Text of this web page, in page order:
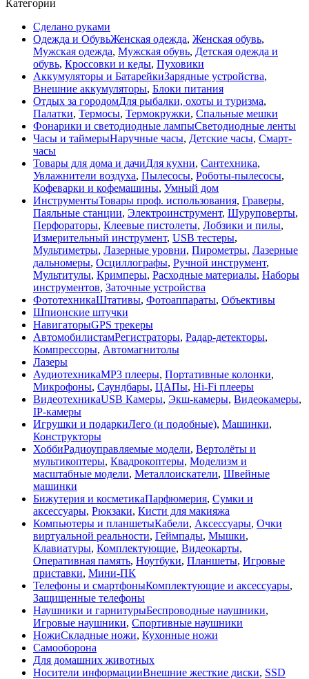
Категории
Сделано руками
Одежда и ОбувьЖенская одежда, Женская обувь,
Мужская одежда, Мужская обувь, Детская одежда и
обувь, Кроссовки и кеды, Пуховики
Аккумуляторы и БатарейкиЗарядные устройства,
Внешние аккумуляторы, Блоки питания
Отдых за городомДля рыбалки, охоты и туризма,
Палатки, Термосы, Термокружки, Спальные мешки
Фонарики и светодиодные лампыСветодиодные ленты
Часы и таймерыНаручные часы, Детские часы, Смарт-
часы
Товары для дома и дачиДля кухни, Сантехника,
Увлажнители воздуха, Пылесосы, Роботы-пылесосы,
Кофеварки и кофемашины, Умный дом
ИнструментыТовары проф. использования, Граверы,
Паяльные станции, Электроинструмент, Шуруповерты,
Перфораторы, Клеевые пистолеты, Лобзики и пилы,
Измерительный инструмент, USB тестеры,
Мультиметры, Лазерные уровни, Пирометры, Лазерные
дальномеры, Осциллографы, Ручной инструмент,
Мультитулы, Кримперы, Расходные материалы, Наборы
инструментов, Заточные устройства
ФототехникаШтативы, Фотоаппараты, Объективы
Шпионские штучки
НавигаторыGPS трекеры
АвтомобилистамРегистраторы, Радар-детекторы,
Компрессоры, Автомагнитолы
Лазеры
АудиотехникаMP3 плееры, Портативные колонки,
Микрофоны, Саундбары, ЦАПы, Hi-Fi плееры
ВидеотехникаUSB Камеры, Экш-камеры, Видеокамеры,
IP-камеры
Игрушки и подаркиЛего (и подобные), Машинки,
Конструкторы
ХоббиРадиоуправляемые модели, Вертолёты и
мультикоптеры, Квадрокоптеры, Моделизм и
масштабные модели, Металлоискатели, Швейные
машинки
Бижутерия и косметикаПарфюмерия, Сумки и
аксессуары, Рюкзаки, Кисти для макияжа
Компьютеры и планшетыКабели, Аксессуары, Очки
виртуальной реальности, Геймпады, Мышки,
Клавиатуры, Комплектующие, Видеокарты,
Оперативная память, Ноутбуки, Планшеты, Игровые
приставки, Мини-ПК
Телефоны и смартфоныКомплектующие и аксессуары,
Защищенные телефоны
Наушники и гарнитурыБеспроводные наушники,
Игровые наушники, Спортивные наушники
НожиСкладные ножи, Кухонные ножи
Самооборона
Для домашних животных
Носители информацииВнешние жесткие диски, SSD